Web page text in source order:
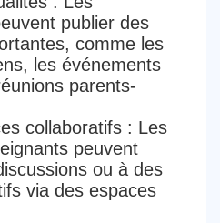
publier des
comme les
les événements
parents-
collaboratifs: Les
peuvent
ou à des
via des espaces